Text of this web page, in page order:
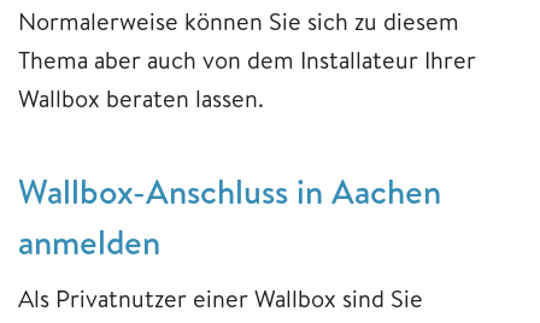
Normalerweise können Sie sich zu diesem
Thema aber auch von dem Installateur Ihrer
Wallbox beraten lassen.
Wallbox-Anschluss in Aachen
anmelden
Als Privatnutzer einer Wallbox sind Sie